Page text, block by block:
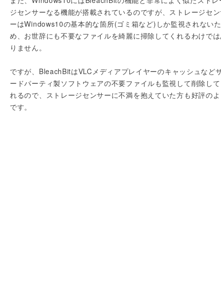
ジセンサーなる機能が搭載されているのですが、ストレージセ
ーはWindows10の基本的な箇所(ゴミ箱など)しか監視されないた
め、お世辞にも不要なファイルを綺麗に掃除してくれるわけで
りません。
ですが、BleachBitはVLCメディアプレイヤーのキャッシュなど
ードパーティ製ソフトウェアの不要ファイルも監視して削除し
れるので、ストレージセンサーに不満を抱えていた方も好評の
です。